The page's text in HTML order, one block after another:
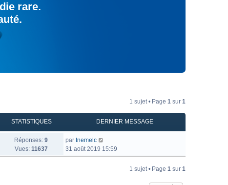
rare.
1 sujet • Page 1 sur 1
STATISTIQUES DERNIER MESSAGE
Réponses: 9
Vues: 11637
par tnemelc
31 août 2019 15:59
1 sujet • Page 1 sur 1